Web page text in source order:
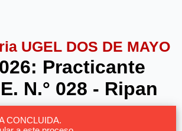
UGEL DOS DE MAYO
Practicante
N.° 028 - Ripan
CONCLUIDA.